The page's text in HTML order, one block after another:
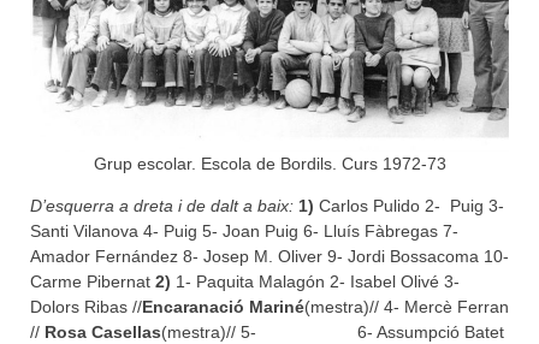
Grup escolar. Escola de Bordils. Curs 1972-73
D’esquerra a dreta i de dalt a baix: 1) Carlos Pulido 2- Puig 3-
Santi Vilanova 4- Puig 5- Joan Puig 6- Lluís Fàbregas 7-
Amador Fernández 8- Josep M. Oliver 9- Jordi Bossacoma 10-
Carme Pibernat 2) 1- Paquita Malagón 2- Isabel Olivé 3-
Dolors Ribas //Encaranació Mariné(mestra)// 4- Mercè Ferran
// Rosa Casellas(mestra)// 5- 6- Assumpció Batet